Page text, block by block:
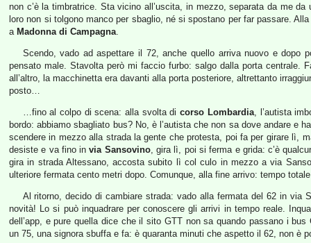
non c’è la timbratrice. Sta vicino all’uscita, in mezzo, separata da me
loro non si tolgono manco per sbaglio, né si spostano per far passare.
a Madonna di Campagna.
Scendo, vado ad aspettare il 72, anche quello arriva nuovo e dopo
pensato male. Stavolta però mi faccio furbo: salgo dalla porta centrale.
all’altro, la macchinetta era davanti alla porta posteriore, altrettanto
posto…
…fino al colpo di scena: alla svolta dicorso Lombardia, l’autista
bordo: abbiamo sbagliato bus? No, è l’autista che non sa dove andare e
scendere in mezzo alla strada la gente che protesta, poi fa per girare lì,
desiste e va fino invia Sansovino, gira lì, poi si ferma e grida: c’è
gira in strada Altessano, accosta subito lì col culo in mezzo a via
ulteriore fermata cento metri dopo. Comunque, alla fine arrivo: tempo
Al ritorno, decido di cambiare strada: vado alla fermata del 62 in via
novità! Lo si può inquadrare per conoscere gli arrivi in tempo reale.
dell’app, e pure quella dice che il sito GTT non sa quando passano i
un 75, una signora sbuffa e fa: è quaranta minuti che aspetto il 62, non è